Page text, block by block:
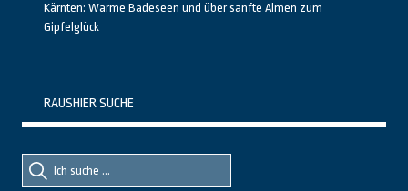
Kärnten: Warme Badeseen und über sanfte Almen zum
Gipfelglück
RAUSHIER SUCHE
Suche
nach::
Suche
nach: